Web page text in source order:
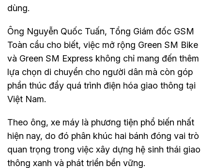
dùng.
Ông Nguyễn Quốc Tuấn, Tổng Giám đốc GSM
Toàn cầu cho biết, việc mở rộng Green SM Bike
và Green SM Express không chỉ mang đến thêm
lựa chọn di chuyển cho người dân mà còn góp
phần thúc đẩy quá trình điện hóa giao thông tại
Việt Nam.
Theo ông, xe máy là phương tiện phổ biến nhất
hiện nay, do đó phân khúc hai bánh đóng vai trò
quan trọng trong việc xây dựng hệ sinh thái giao
thông xanh và phát triển bền vững.